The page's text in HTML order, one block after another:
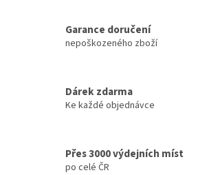
í
y
p
i
n
í
Garance doručení
nepoškozeného zboží
Dárek zdarma
Ke každé objednávce
Přes 3000 výdejních míst
po celé ČR